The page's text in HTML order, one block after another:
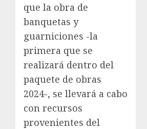
que la obra de
banquetas y
guarniciones -la
primera que se
realizará dentro del
paquete de obras
2024-, se llevará a cabo
con recursos
provenientes del